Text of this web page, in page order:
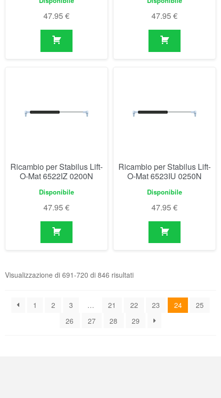
47.95 € 47.95 €
Ricambio per Stabilus Lift-
O-Mat 6522IZ 0200N
Disponibile
47.95 €
Ricambio per Stabilus Lift-
O-Mat 6523IU 0250N
Disponibile
47.95 €
Visualizzazione di 691-720 di 846 risultati
1 2 3 … 21 22 23 24
25
26
27 28 29